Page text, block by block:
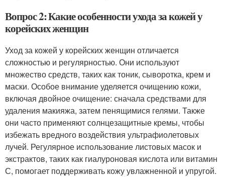
Вопрос 2: Какие особенности ухода за кожей у
корейских женщин
Уход за кожей у корейских женщин отличается
сложностью и регулярностью. Они используют
множество средств, таких как тоник, сыворотка, крем и
маски. Особое внимание уделяется очищению кожи,
включая двойное очищение: сначала средствами для
удаления макияжа, затем пенящимися гелями. Также
они часто применяют солнцезащитные кремы, чтобы
избежать вредного воздействия ультрафиолетовых
лучей. Регулярное использование листовых масок и
экстрактов, таких как гиалуроновая кислота или витамин
С, помогает поддерживать кожу увлажненной и упругой.